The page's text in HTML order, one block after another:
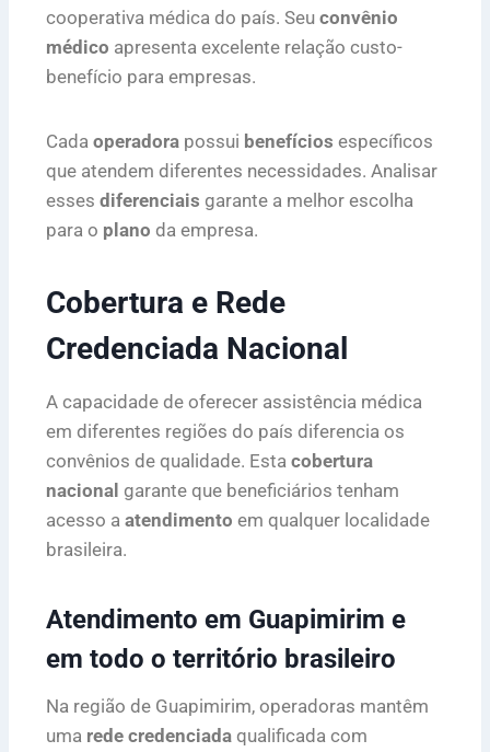
cooperativa médica do país. Seu convênio
médico apresenta excelente relação custo-
benefício para empresas.
Cada operadora possui benefícios específicos
que atendem diferentes necessidades. Analisar
esses diferenciais garante a melhor escolha
para o plano da empresa.
Cobertura e Rede
Credenciada Nacional
A capacidade de oferecer assistência médica
em diferentes regiões do país diferencia os
convênios de qualidade. Esta cobertura
nacional garante que beneficiários tenham
acesso a atendimento em qualquer localidade
brasileira.
Atendimento em Guapimirim e
em todo o território brasileiro
Na região de Guapimirim, operadoras mantêm
uma rede credenciada qualificada com